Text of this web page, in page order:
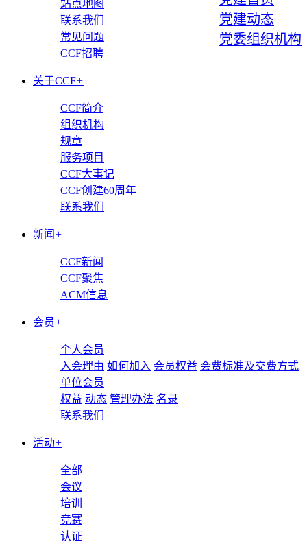
党建动态
党委组织机构
站点地图
联系我们
常见问题
CCF招聘
关于CCF+
CCF简介
组织机构
规章
服务项目
CCF大事记
CCF创建60周年
联系我们
新闻 +
CCF新闻
CCF聚焦
ACM信息
会员+
个人会员
入会理由 如何加入 会员权益 会费标准及交费方式
单位会员
权益 动态 管理办法 名录
联系我们
活动+
全部
会议
培训
竞赛
认证